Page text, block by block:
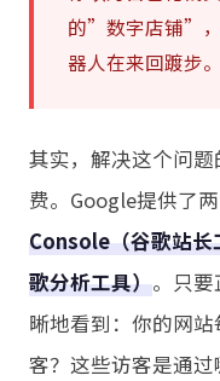
的”数字店铺”，
器人在来回踱步。
其实，解决这个问
费。Google提供了两
Console（谷歌站长
歌分析工具）。只
晰地看到：你的网
客？这些访客是通